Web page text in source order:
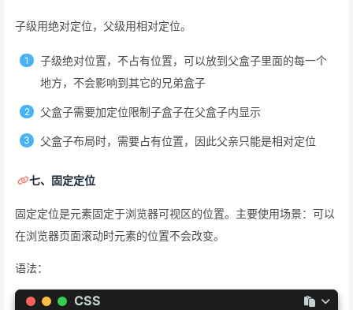
子级用绝对定位，父级用相对定位。
子级绝对位置，不占有位置，可以放到父盒子里面的每一个
地方，不会影响到其它的兄弟盒子
父盒子需要加定位限制子盒子在父盒子内显示
父盒子布局时，需要占有位置，因此父亲只能是相对定位
七、固定定位
固定定位是元素固定于浏览器可视区的位置。主要使用场景：可以
在浏览器页面滚动时元素的位置不会改变。
语法：
CSS